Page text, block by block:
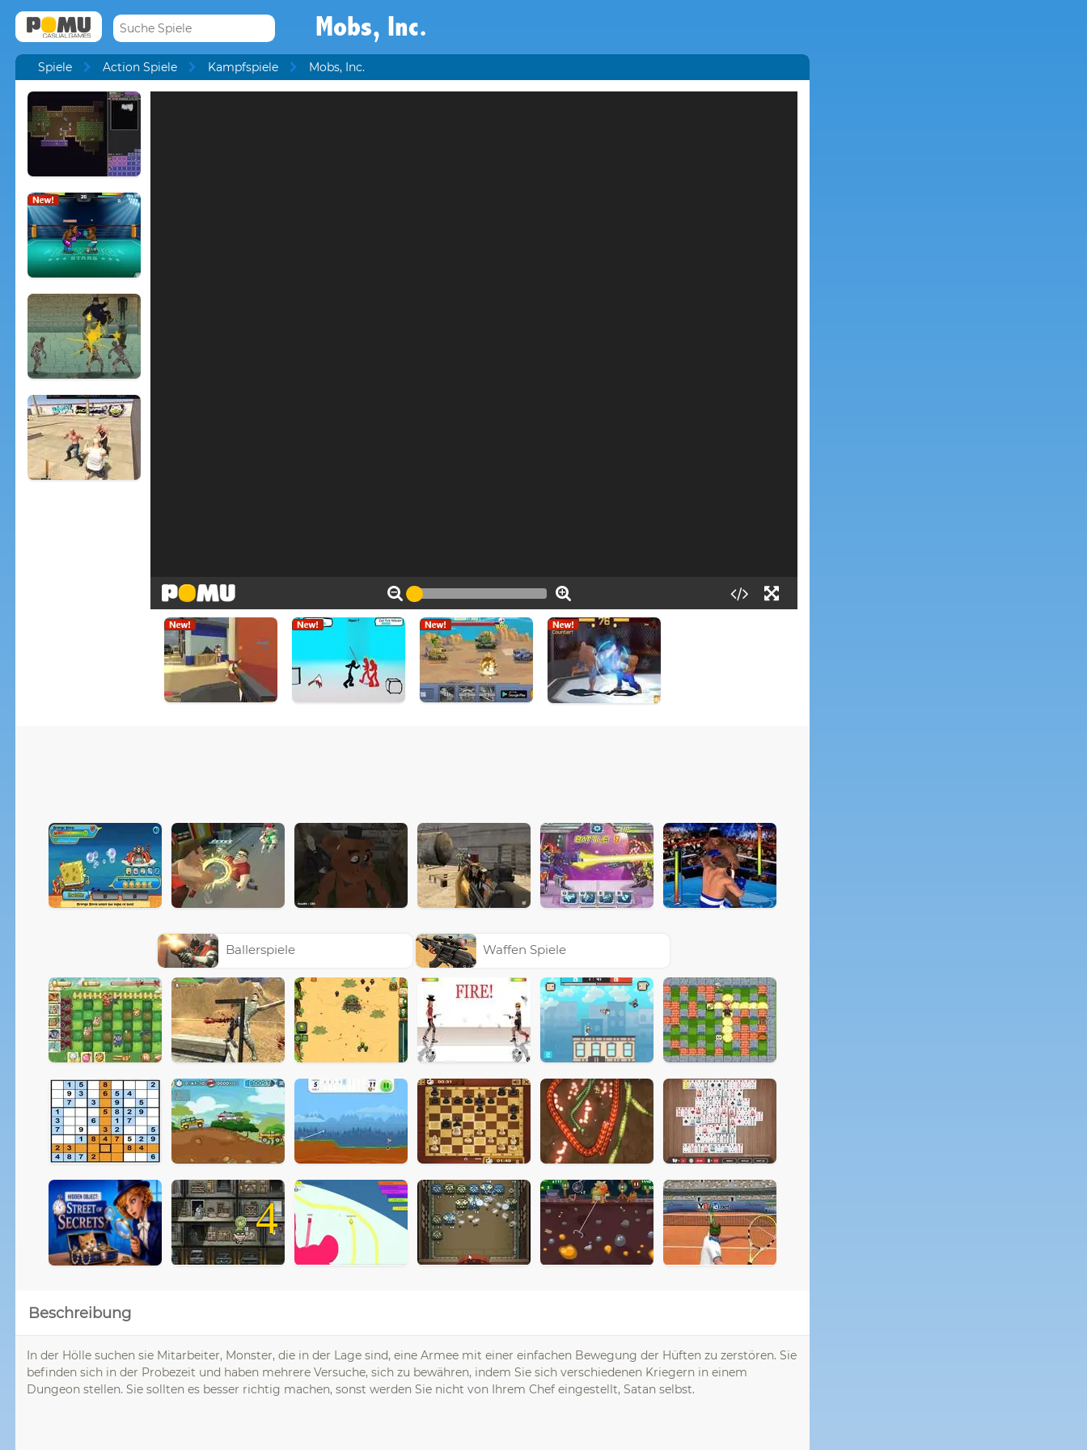
Mobs, Inc.
Spiele Action Spiele Kampfspiele Mobs, Inc.
Ballerspiele Waffen Spiele
4
Beschreibung
In der Hölle suchen sie Mitarbeiter, Monster, die in der Lage sind, eine Armee mit einer einfachen Bewegung der Hüften zu zerstören. Sie
befinden sich in der Probezeit und haben mehrere Versuche, sich zu bewähren, indem Sie sich verschiedenen Kriegern in einem
Dungeon stellen. Sie sollten es besser richtig machen, sonst werden Sie nicht von Ihrem Chef eingestellt, Satan selbst.